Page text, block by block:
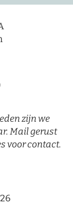
zijn we
Mail gerust
voor contact.